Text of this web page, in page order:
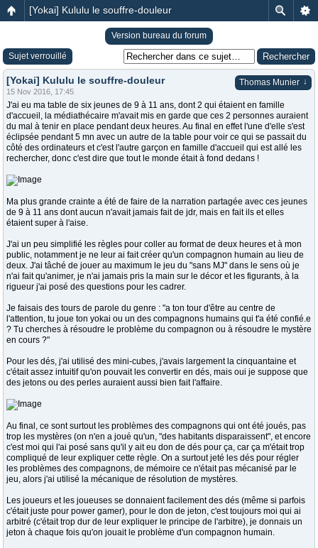
[Yokai] Kululu le souffre-douleur
Version bureau du forum
Sujet verrouillé
Thomas Munier ↓
[Yokai] Kululu le souffre-douleur
15 Nov 2016, 17:45
J'ai eu ma table de six jeunes de 9 à 11 ans, dont 2 qui étaient en famille
d'accueil, la médiathécaire m'avait mis en garde que ces 2 personnes auraient
du mal à tenir en place pendant deux heures. Au final en effet l'une d'elle s'est
éclipsée pendant 5 mn avec un autre de la table pour voir ce qui se passait du
côté des ordinateurs et c'est l'autre garçon en famille d'accueil qui est allé les
rechercher, donc c'est dire que tout le monde était à fond dedans !
Ma plus grande crainte a été de faire de la narration partagée avec ces jeunes
de 9 à 11 ans dont aucun n'avait jamais fait de jdr, mais en fait ils et elles
étaient super à l'aise.
J'ai un peu simplifié les règles pour coller au format de deux heures et à mon
public, notamment je ne leur ai fait créer qu'un compagnon humain au lieu de
deux. J'ai tâché de jouer au maximum le jeu du "sans MJ" dans le sens où je
n'ai fait qu'animer, je n'ai jamais pris la main sur le décor et les figurants, à la
rigueur j'ai posé des questions pour les cadrer.
Je faisais des tours de parole du genre : "a ton tour d'être au centre de
l'attention, tu joue ton yokai ou un des compagnons humains qui t'a été confié.e
? Tu cherches à résoudre le problème du compagnon ou à résoudre le mystère
en cours ?"
Pour les dés, j'ai utilisé des mini-cubes, j'avais largement la cinquantaine et
c'était assez intuitif qu'on pouvait les convertir en dés, mais oui je suppose que
des jetons ou des perles auraient aussi bien fait l'affaire.
Au final, ce sont surtout les problèmes des compagnons qui ont été joués, pas
trop les mystères (on n'en a joué qu'un, "des habitants disparaissent", et encore
c'est moi qui l'ai posé sans qu'il y ait eu don de dés pour ça, car ça m'était trop
compliqué de leur expliquer cette règle. On a surtout jeté les dés pour régler
les problèmes des compagnons, de mémoire ce n'était pas mécanisé par le
jeu, alors j'ai utilisé la mécanique de résolution de mystères.
Les joueurs et les joueuses se donnaient facilement des dés (même si parfois
c'était juste pour power gamer), pour le don de jeton, c'est toujours moi qui ai
arbitré (c'était trop dur de leur expliquer le principe de l'arbitre), je donnais un
jeton à chaque fois qu'on jouait le problème d'un compagnon humain.